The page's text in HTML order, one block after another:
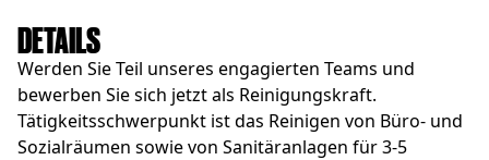
DETAILS
Werden Sie Teil unseres engagierten Teams und
bewerben Sie sich jetzt als Reinigungskraft.
Tätigkeitsschwerpunkt ist das Reinigen von Büro- und
Sozialräumen sowie von Sanitäranlagen für 3-5